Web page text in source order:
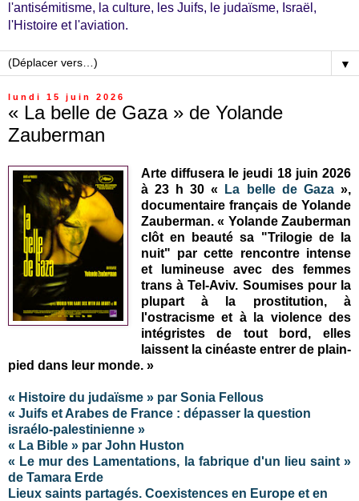
l'antisémitisme, la culture, les Juifs, le judaïsme, Israël,
l'Histoire et l'aviation.
▼
lundi 15 juin 2026
« La belle de Gaza » de Yolande
Zauberman
Arte diffusera le jeudi 18 juin 2026
à 23 h 30 «
La belle de Gaza»,
documentaire français de Yolande
Zauberman. « Yolande Zauberman
clôt en beauté sa "Trilogie de la
nuit" par cette rencontre intense
et lumineuse avec des femmes
trans à Tel-Aviv. Soumises pour la
plupart à la prostitution, à
l'ostracisme et à la violence des
intégristes de tout bord, elles
laissent la cinéaste entrer de plain-
pied dans leur monde. »
« Histoire du judaïsme » par Sonia Fellous
« Juifs et Arabes de France : dépasser la question
israélo-palestinienne »
« La Bible » par John Huston
« Le mur des Lamentations, la fabrique d'un lieu saint »
de Tamara Erde
Lieux saints partagés. Coexistences en Europe et en